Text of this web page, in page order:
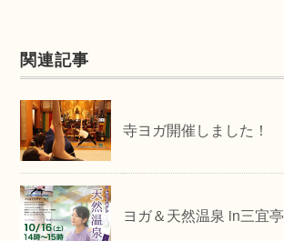
関連記事
寺ヨガ開催しました！
ヨガ＆天然温泉 in三宜亭